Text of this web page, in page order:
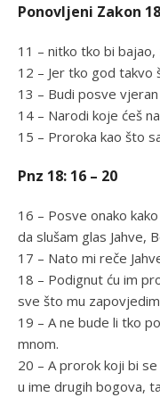
Ponovljeni Zakon
11 – nitko tko bi
12 – Jer tko god takvo
13 – Budi posve
14 – Narodi koje ćeš
15 – Proroka kao što
Pnz 18: 16 – 20
16 – Posve onako
da slušam glas Jahve,
17 – Nato mi reče
18 – Podignut ću im
sve što mu
19 – A ne bude li tko
mnom.
20 – A prorok koji bi
u ime drugih bogova,